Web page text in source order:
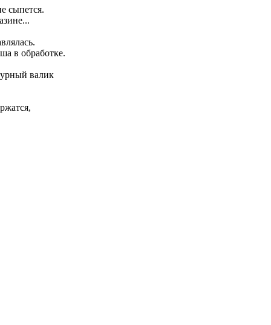
сыпется.
в обработке.
валик